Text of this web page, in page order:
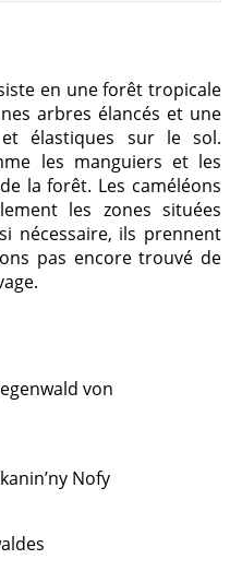
en une forêt tropicale
arbres élancés et une
élastiques sur le sol.
les manguiers et les
la forêt. Les caméléons
les zones situées
nécessaire, ils prennent
pas encore trouvé de
von
Nofy